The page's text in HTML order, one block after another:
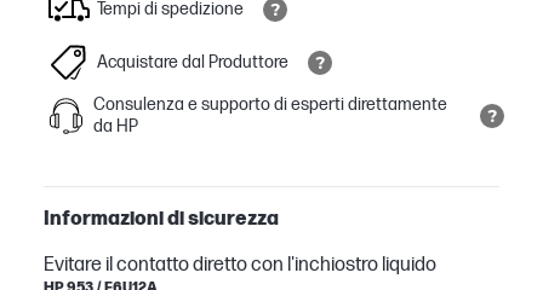
Tempi di spedizione
Acquistare dal Produttore
Consulenza e supporto di esperti direttamente
da HP
Informazioni di sicurezza
Evitare il contatto diretto con l'inchiostro liquido